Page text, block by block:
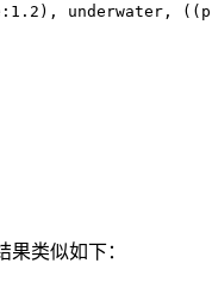
: 1.2 ), underwater,
类似如下：